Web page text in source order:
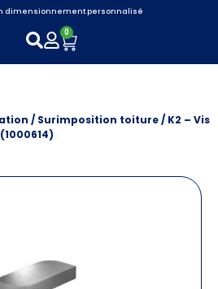
dimensionnement personnalisé
0
/ Surimposition toiture/ K2 – Vis